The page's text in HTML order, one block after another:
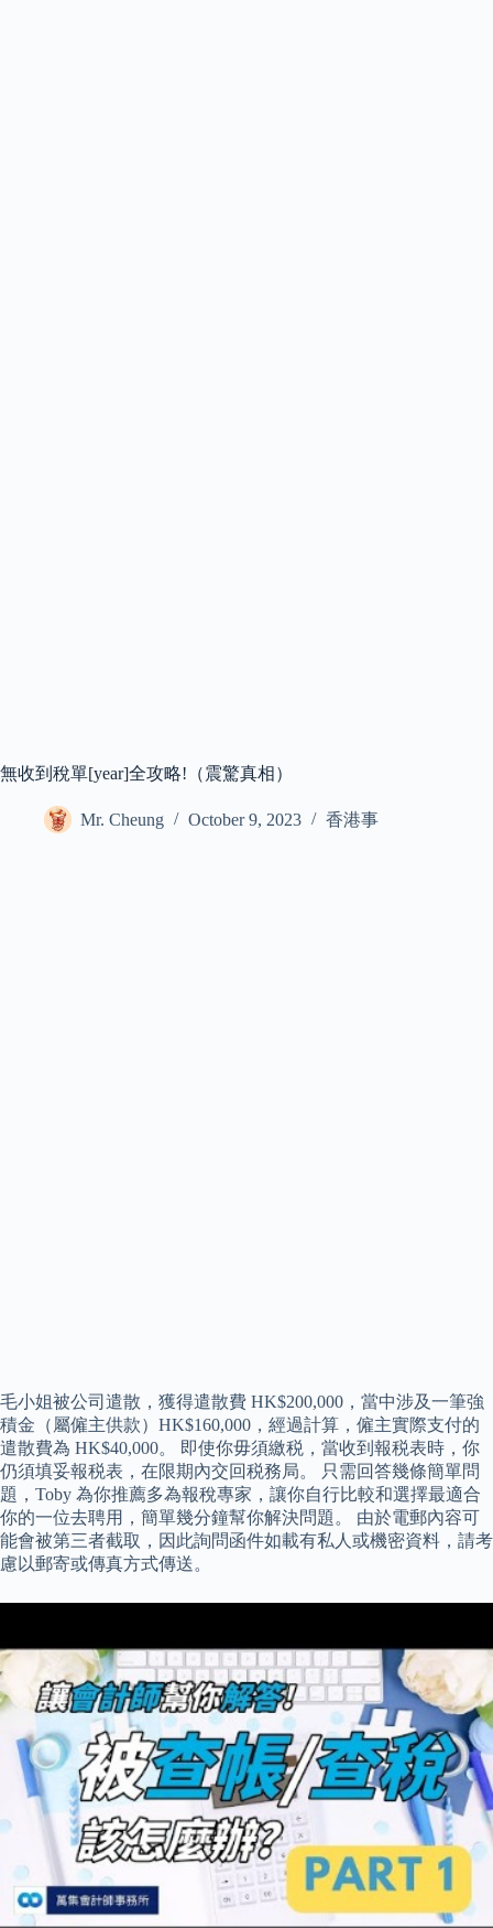
無收到稅單[year]全攻略!（震驚真相）
Mr. Cheung October 9, 2023 香港事
毛小姐被公司遣散，獲得遣散費 HK$200,000，當中涉及一筆強
積金（屬僱主供款）HK$160,000，經過計算，僱主實際支付的
遣散費為 HK$40,000。 即使你毋須繳税，當收到報税表時，你
仍須填妥報税表，在限期內交回税務局。 只需回答幾條簡單問
題，Toby 為你推薦多為報稅專家，讓你自行比較和選擇最適合
你的一位去聘用，簡單幾分鐘幫你解決問題。 由於電郵內容可
能會被第三者截取，因此詢問函件如載有私人或機密資料，請考
慮以郵寄或傳真方式傳送。